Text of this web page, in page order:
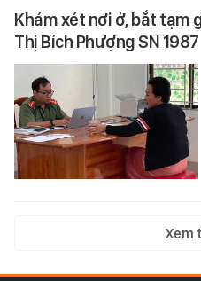
Khám xét nơi ở, bắt tạm
Thị Bích Phượng SN 1987
Xem